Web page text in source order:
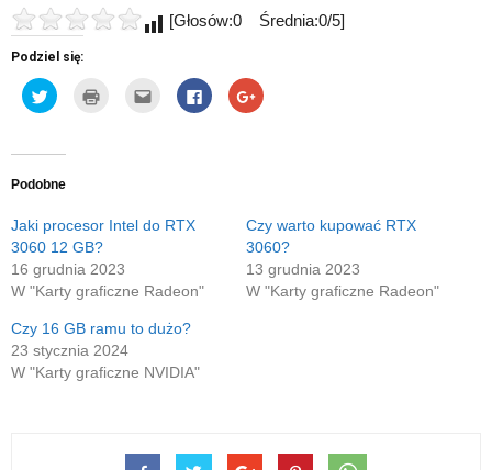
[Głosów:0 Średnia:0/5]
Podziel się:
Udostępnij
na
nowym
Kliknij
wydrukować(Otwiera
Kliknij,
wysłać
w
nowym
Click
to
share
Click
to
Podobne
Jaki procesor Intel do RTX
3060 12 GB?
16 grudnia 2023
W "Karty graficzne Radeon"
Czy warto kupować RTX
3060?
13 grudnia 2023
W "Karty graficzne Radeon"
Czy 16 GB ramu to dużo?
23 stycznia 2024
W "Karty graficzne NVIDIA"